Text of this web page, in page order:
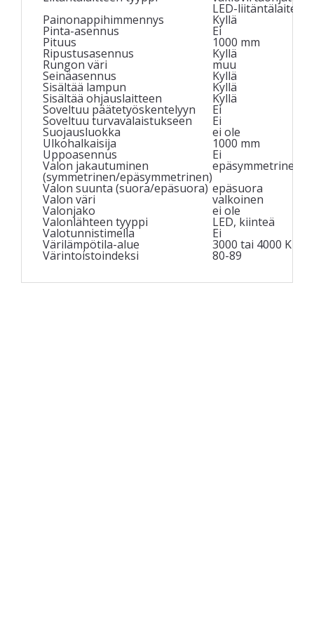
LED-liitäntälaite
Painonappihimmennys Kyllä
Pinta-asennus Ei
Pituus 1000 mm
Ripustusasennus Kyllä
Rungon väri muu
Seinäasennus Kyllä
Sisältää lampun Kyllä
Sisältää ohjauslaitteen Kyllä
Soveltuu päätetyöskentelyyn Ei
Soveltuu turvavalaistukseen Ei
Suojausluokka ei ole
Ulkohalkaisija 1000 mm
Uppoasennus Ei
Valon jakautuminen
(symmetrinen/epäsymmetrinen)
epäsymmetrinen
Valon suunta (suora/epäsuora) epäsuora
Valon väri valkoinen
Valonjako ei ole
Valonlähteen tyyppi LED, kiinteä
Valotunnistimella Ei
Värilämpötila-alue 3000 tai 4000 K
Värintoistoindeksi 80-89